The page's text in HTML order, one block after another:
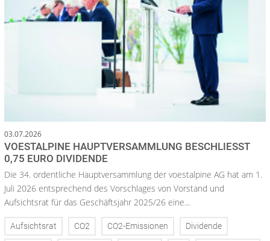
03.07.2026
VOESTALPINE HAUPTVERSAMMLUNG BESCHLIESST 0
,75 EURO DIVIDENDE
Die 34. ordentliche Hauptversammlung der voestalpine AG hat am 1.
Juli 2026 entsprechend des Vorschlages von Vorstand und
Aufsichtsrat für das Geschäftsjahr 2025/26 eine...
Aufsichtsrat CO2 CO2-Emissionen Dividende